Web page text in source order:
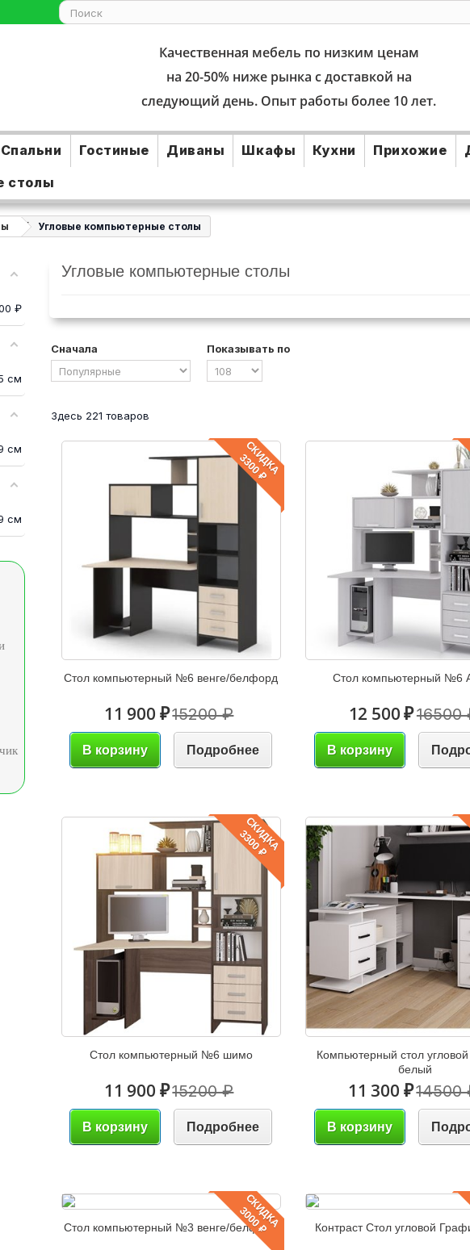
Качественная мебель по низким ценам
на 20-50% ниже рынка с доставкой на
следующий день. Опыт работы более 10 лет.
Спальни Гостиные Диваны Шкафы Кухни Прихожие
столы
Угловые компьютерные столы
₽
см
см
см
Угловые компьютерные столы
Сначала Показывать по
Здесь 221 товаров
СКИДКА
3300 ₽
Стол компьютерный №6 венге/белфорд
11 900 ₽15200 ₽
В корзину Подробнее
Стол компьютерный №6
12 500 ₽16500
В корзину
СКИДКА
3300 ₽
Стол компьютерный №6 шимо
11 900 ₽15200 ₽
В корзину Подробнее
Компьютерный стол
белый
11 300 ₽14500
В корзину
СКИДКА
3000 ₽
Стол компьютерный №3 венге/белфорд Контраст Стол угловой